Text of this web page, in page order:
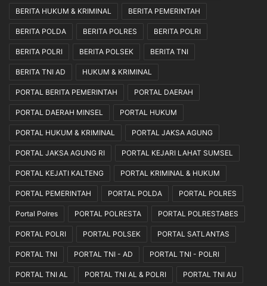
BERITA HUKUM & KRIMINAL BERITA PEMERINTAH
BERITA POLDA BERITA POLRES BERITA POLRI
BERITA POLRI BERITA POLSEK BERITA TNI
BERITA TNI AD HUKUM & KRIMINAL
PORTAL BERITA PEMERINTAH PORTAL DAERAH
PORTAL DAERAH MINSEL PORTAL HUKUM
PORTAL HUKUM & KRIMINAL PORTAL JAKSA AGUNG
PORTAL JAKSA AGUNG RI PORTAL KEJARI LAHAT SUMSEL
PORTAL KEJATI KALTENG PORTAL KRIMINAL & HUKUM
PORTAL PEMERINTAH PORTAL POLDA PORTAL POLRES
Portal Polres PORTAL POLRESTA PORTAL POLRESTABES
PORTAL POLRI PORTAL POLSEK PORTAL SATLANTAS
PORTAL TNI PORTAL TNI - AD PORTAL TNI - POLRI
PORTAL TNI AL PORTAL TNI AL & POLRI PORTAL TNI AU